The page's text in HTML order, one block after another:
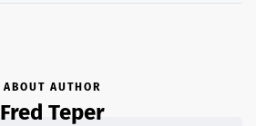
ABOUT AUTHOR
Fred Teper